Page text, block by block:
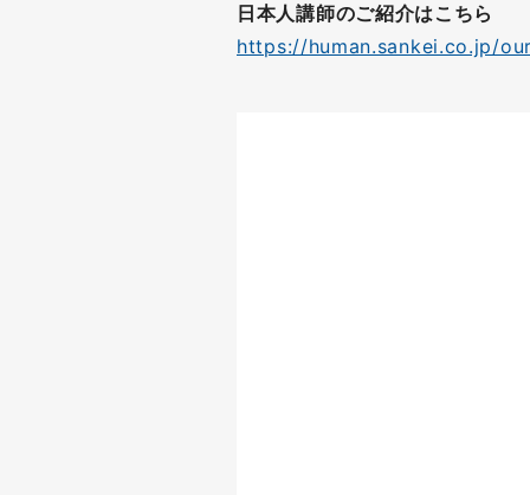
日本人講師のご紹介はこちら
https://human.sankei.co.jp/